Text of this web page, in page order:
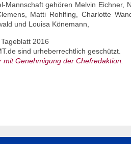
Mannschaft gehören Melvin Eichner,
Matti Rohlfing, Charlotte
und Louisa Könemann,
2016
sind urheberrechtlich geschützt.
mit Genehmigung der Chefredaktion.